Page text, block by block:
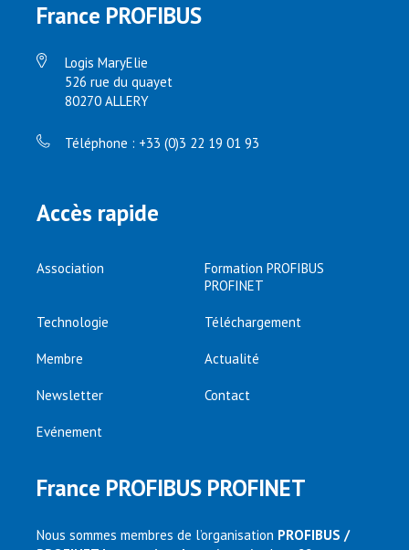
France PROFIBUS
Logis MaryElie
526 rue du quayet
80270 ALLERY
Téléphone : +33 (0)3 22 19 01 93
Accès rapide
Association
Formation PROFIBUS
PROFINET
Technologie Téléchargement
Membre Actualité
Newsletter Contact
Evénement
France PROFIBUS PROFINET
Nous sommes membres de l’organisation PROFIBUS /